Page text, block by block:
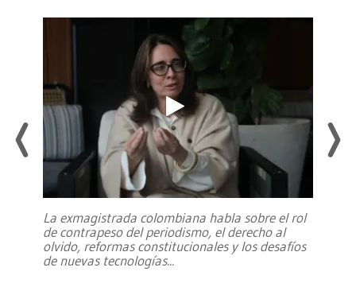
La exmagistrada colombiana habla sobre el rol
de contrapeso del periodismo, el derecho al
olvido, reformas constitucionales y los desafíos
de nuevas tecnologías...